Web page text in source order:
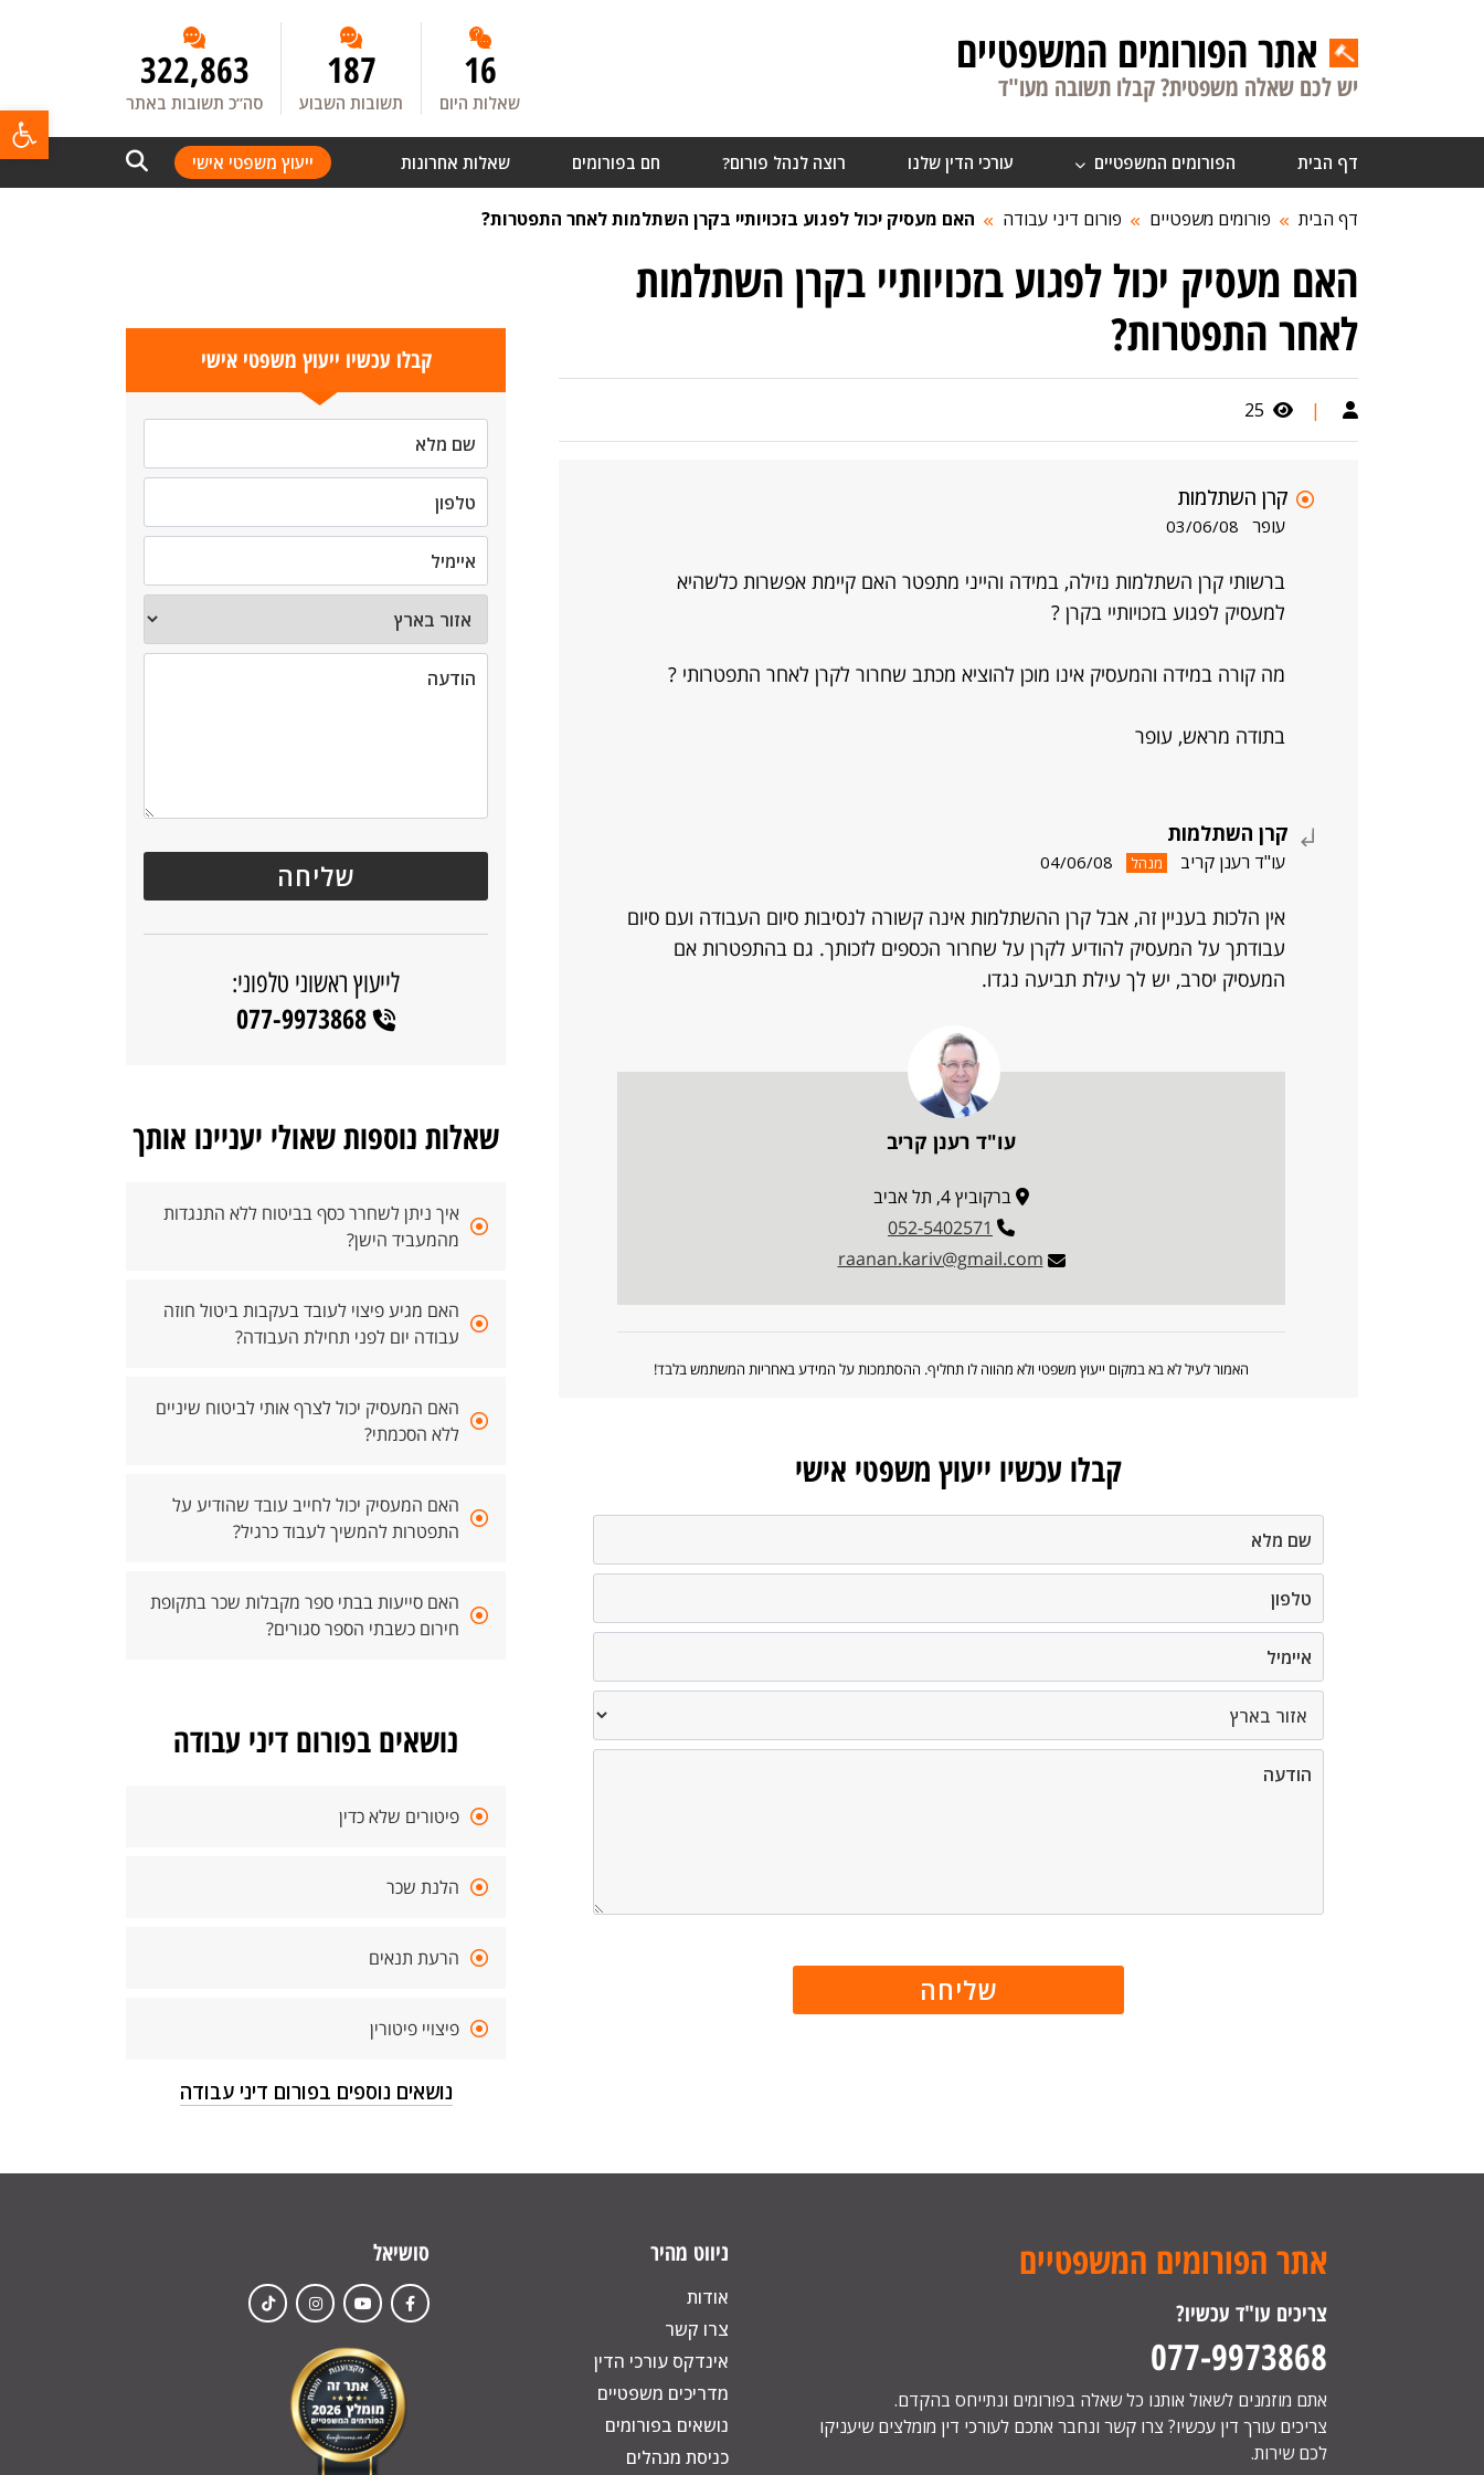
אתר הפורומים המשפטיים
יש לכם שאלה משפטית? קבלו תשובה מעו"ד 16
שאלות היום
187
תשובות השבוע
322,863
סה”כ תשובות באתר
דף הבית הפורומים המשפטיים עורכי הדין שלנו רוצה לנהל פורום? חם בפורומים שאלות אחרונות ייעוץ משפטי אישי
דף הבית פורומים משפטיים פורום דיני עבודה האם מעסיק יכול לפגוע בזכויותיי בקרן השתלמות לאחר התפטרות?
האם מעסיק יכול לפגוע בזכויותיי בקרן השתלמות
לאחר התפטרות?
|
25
קרן השתלמות
עופר 03/06/08
ברשותי קרן השתלמות נזילה, במידה והייני מתפטר האם קיימת אפשרות כלשהיא
למעסיק לפגוע בזכויותיי בקרן ?
מה קורה במידה והמעסיק אינו מוכן להוציא מכתב שחרור לקרן לאחר התפטרותי ?
בתודה מראש, עופר
קרן השתלמות
עו"ד רענן קריב מנהל 04/06/08
אין הלכות בעניין זה, אבל קרן ההשתלמות אינה קשורה לנסיבות סיום העבודה ועם סיום
עבודתך על המעסיק להודיע לקרן על שחרור הכספים לזכותך. גם בהתפטרות אם
המעסיק יסרב, יש לך עילת תביעה נגדו.
עו"ד רענן קריב
ברקוביץ 4, תל אביב
052-5402571
raanan.kariv@gmail.com
האמור לעיל לא בא במקום ייעוץ משפטי ולא מהווה לו תחליף. ההסתמכות על המידע באחריות המשתמש בלבד!
קבלו עכשיו ייעוץ משפטי אישי
קבלו עכשיו ייעוץ משפטי אישי
לייעוץ ראשוני טלפוני:
077-9973868
שאלות נוספות שאולי יעניינו אותך
איך ניתן לשחרר כסף בביטוח ללא התנגדות
מהמעביד הישן?
האם מגיע פיצוי לעובד בעקבות ביטול חוזה
עבודה יום לפני תחילת העבודה?
האם המעסיק יכול לצרף אותי לביטוח שיניים
ללא הסכמתי?
האם המעסיק יכול לחייב עובד שהודיע על
התפטרות להמשיך לעבוד כרגיל?
האם סייעות בבתי ספר מקבלות שכר בתקופת
חירום כשבתי הספר סגורים?
נושאים בפורום דיני עבודה
פיטורים שלא כדין
הלנת שכר
הרעת תנאים
פיצויי פיטורין
נושאים נוספים בפורום דיני עבודה
אתר הפורומים המשפטיים
צריכים עו"ד עכשיו?
077-9973868
אתם מוזמנים לשאול אותנו כל שאלה בפורומים ונתייחס בהקדם.
צריכים עורך דין עכשיו? צרו קשר ונחבר אתכם לעורכי דין מומלצים שיעניקו
לכם שירות.
ניווט מהיר
אודות
צרו קשר
אינדקס עורכי הדין
מדריכים משפטיים
נושאים בפורומים
כניסת מנהלים
סושיאל